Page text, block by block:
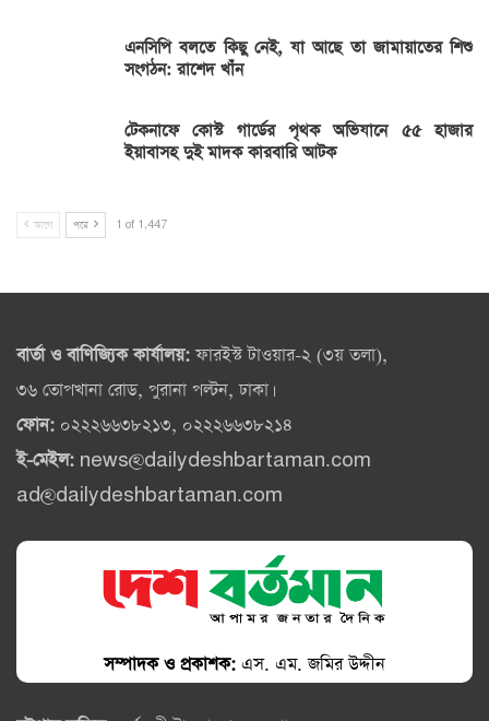
এনসিপি বলতে কিছু নেই, যা আছে তা জামায়াতের শিশু
সংগঠন: রাশেদ খাঁন
টেকনাফে কোস্ট গার্ডের পৃথক অভিযানে ৫৫ হাজার
ইয়াবাসহ দুই মাদক কারবারি আটক
আগে পরে 1 of 1,447
বার্তা ও বাণিজ্যিক কার্যালয়:ফারইস্ট টাওয়ার-২ (৩য় তলা),
৩৬ তোপখানা রোড, পুরানা পল্টন, ঢাকা।
ফোন: ০২২২৬৬৩৮২১৩, ০২২২৬৬৩৮২১৪
ই-মেইল: news@dailydeshbartaman.com
ad@dailydeshbartaman.com
সম্পাদক ও প্রকাশক: এস. এম. জমির উদ্দীন